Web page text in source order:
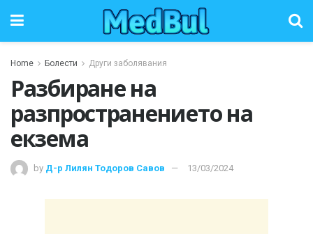
Home Болести Други заболявания
Разбиране на
разпространението на
екзема
by Д-р Лилян Тодоров Савов 13/03/2024